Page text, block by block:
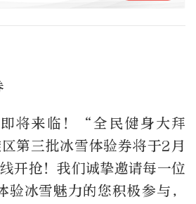
将来临！“全民健身大拜
第三批冰雪体验券将于2月
开抢！我们诚挚邀请每一位
验冰雪魅力的您积极参与，